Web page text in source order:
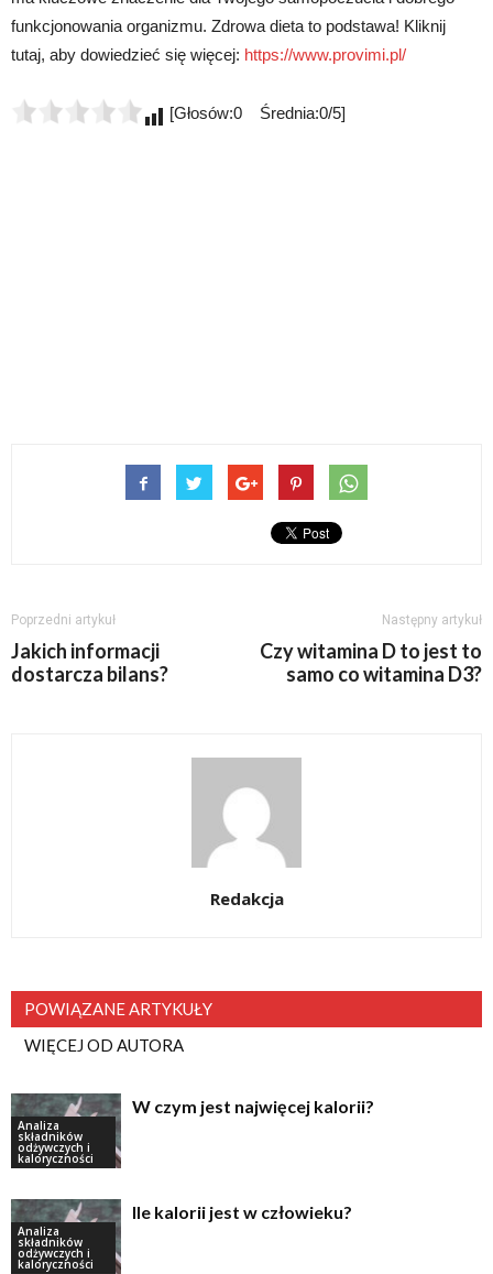
funkcjonowania organizmu. Zdrowa dieta to podstawa! Kliknij
tutaj, aby dowiedzieć się więcej: https://www.provimi.pl/
[Głosów:0 Średnia:0/5]
Poprzedni artykuł
Jakich informacji
dostarcza bilans?
Następny artykuł
Czy witamina D to jest to
samo co witamina D3?
Redakcja
POWIĄZANE ARTYKUŁY
WIĘCEJ OD AUTORA
Analiza
składników
odżywczych i
kaloryczności
W czym jest najwięcej kalorii?
Analiza
składników
odżywczych i
kaloryczności
Ile kalorii jest w człowieku?